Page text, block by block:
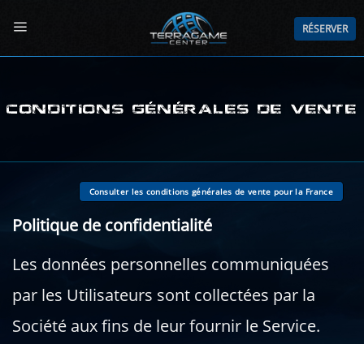
au
RÉSERVER
CONDITIONS GÉNÉRALES DE VENTE
Consulter les conditions générales de vente pour la France
Politique de confidentialité
Les données personnelles communiquées
par les Utilisateurs sont collectées par la
Société aux fins de leur fournir le Service.